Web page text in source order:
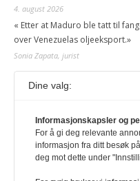
4. august 2026
« Etter at Maduro ble tatt til
over Venezuelas oljeeksport.»
Sonia Zapata, jurist
117,8 millioner er på
1. august 2026
Ville ha tilsvart verdens
denne må du ha abonnement
Dine valg:
Informasjonskapsler og
For å gi deg relevante
informasjon fra ditt besøk
deg mot dette under